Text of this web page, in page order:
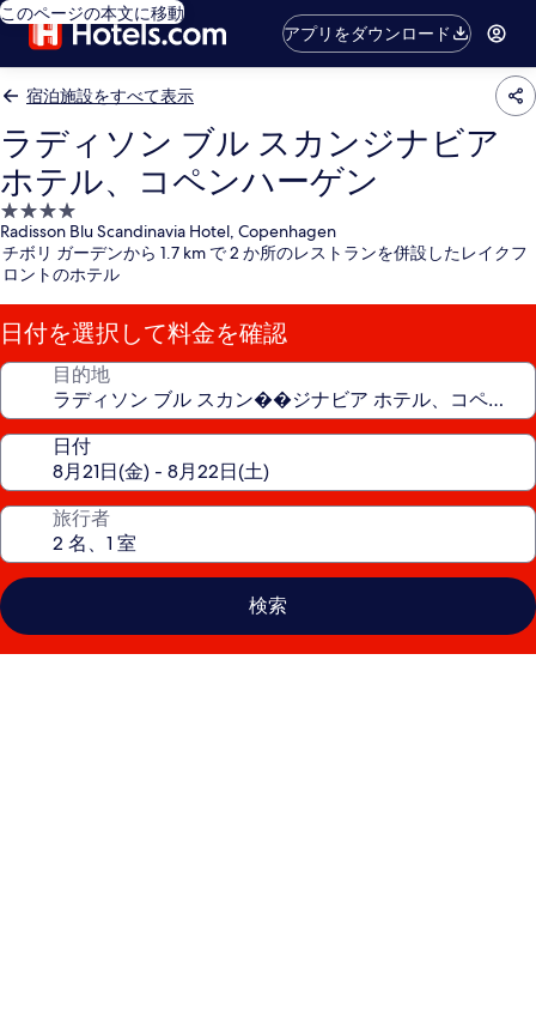
このページの本文に移動
アプリをダウンロード
宿泊施設をすべて表示
ラディソン ブル スカンジナビア
ホテル、コペンハーゲン
4.0
つ
星
泊
施
設
Radisson Blu Scandinavia Hotel, Copenhagen
チボリ ガーデンから 1.7 km で 2 か所のレストランを併設したレイクフ
ロントのホテル
日付を選択して料金を確認
目的地
日付
旅行者
検索